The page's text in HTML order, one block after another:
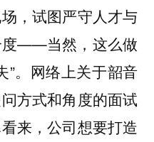
，试图严守人才与
度——当然，这么做
”。网络上关于韶音
方式和角度的面试
来，公司想要打造